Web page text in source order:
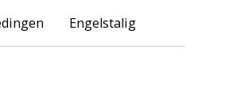
Engelstalig